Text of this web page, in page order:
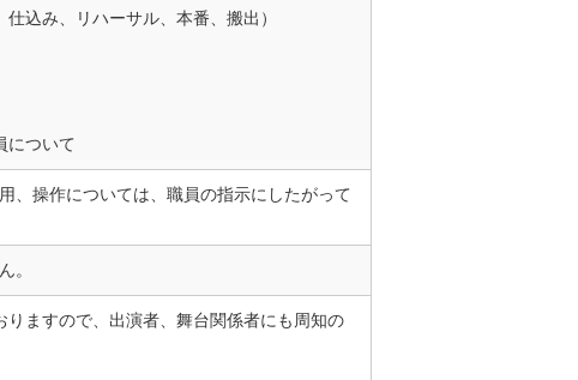
込み、リハーサル、本番、搬出）
について
、操作については、職員の指示にしたがって
。
ますので、出演者、舞台関係者にも周知の